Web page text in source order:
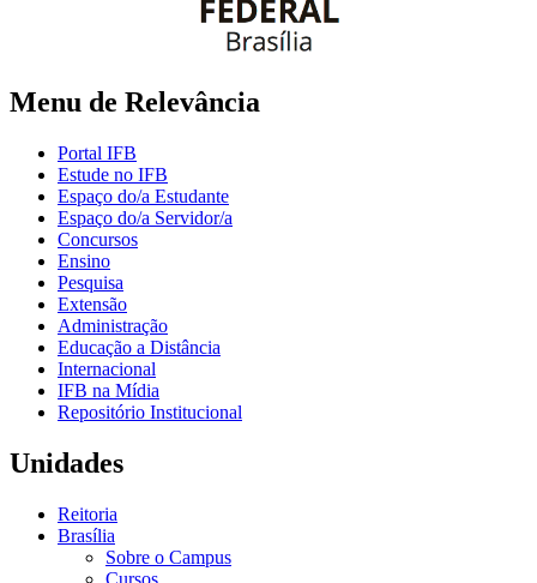
Menu de Relevância
Portal IFB
Estude no IFB
Espaço do/a Estudante
Espaço do/a Servidor/a
Concursos
Ensino
Pesquisa
Extensão
Administração
Educação a Distância
Internacional
IFB na Mídia
Repositório Institucional
Unidades
Reitoria
Brasília
Sobre o Campus
Cursos